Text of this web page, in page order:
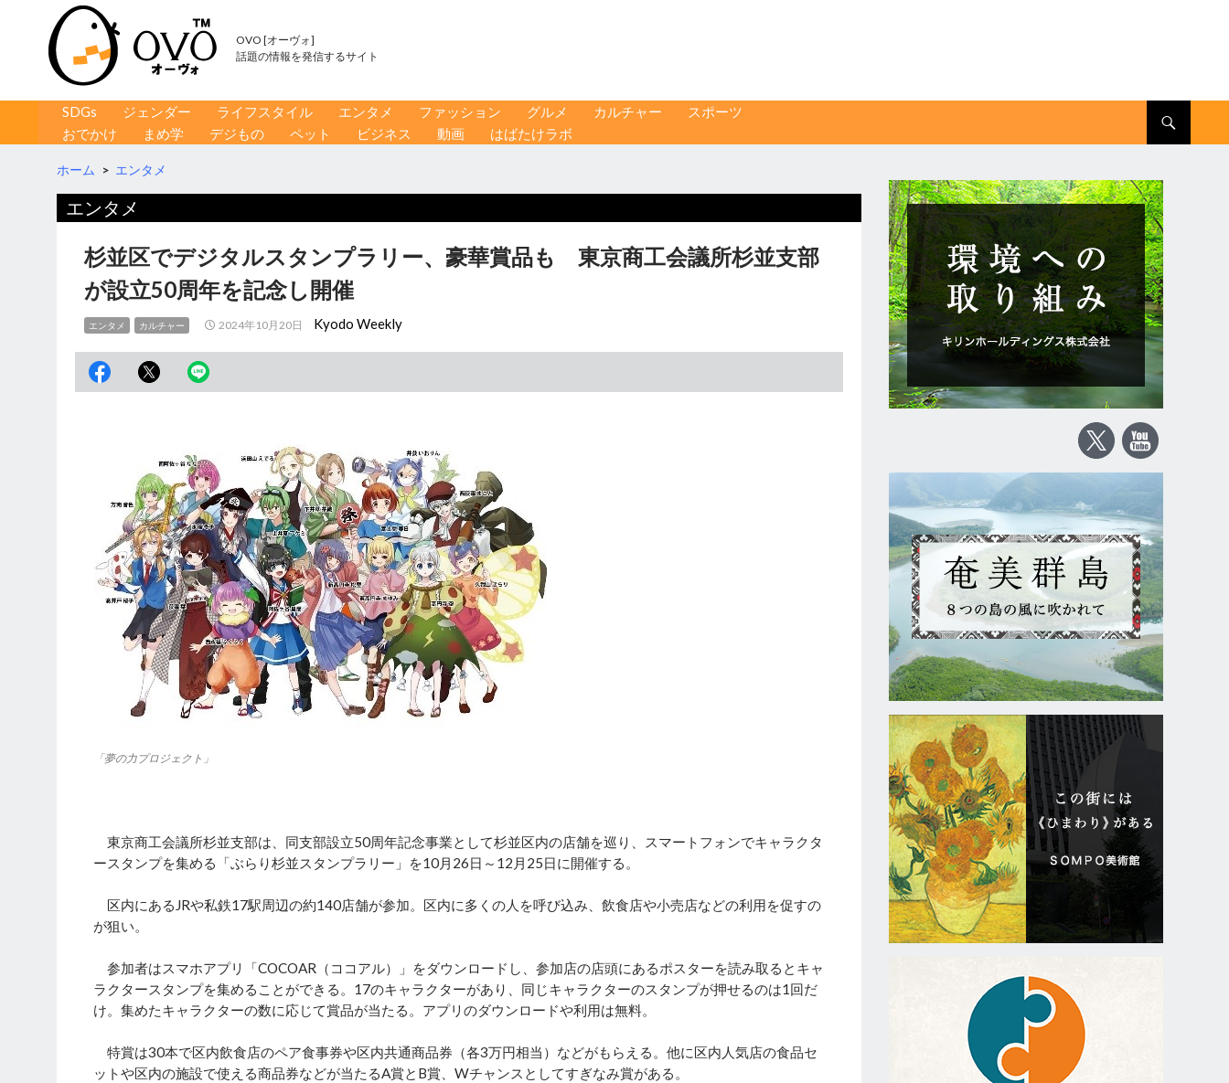
OVO [オーヴォ]
話題の情報を発信するサイト
コンテンツへ移動
SDGs ジェンダー ライフスタイル エンタメ ファッション グルメ カルチャー
スポーツ
おでかけ
まめ学 デジもの ペット ビジネス 動画 はばたけラボ
ホーム > エンタメ
エンタメ
杉並区でデジタルスタンプラリー、豪華賞品も 東京商工会議所杉並支部
が設立50周年を記念し開催
エンタメ カルチャー 2024年10月20日 Kyodo Weekly
「夢の力プロジェクト」
東京商工会議所杉並支部は、同支部設立50周年記念事業として杉並区内の店舗を巡り、スマートフォンでキャラクタ
ースタンプを集める「ぶらり杉並スタンプラリー」を10月26日～12月25日に開催する。
区内にあるJRや私鉄17駅周辺の約140店舗が参加。区内に多くの人を呼び込み、飲食店や小売店などの利用を促すの
が狙い。
参加者はスマホアプリ「COCOAR（ココアル）」をダウンロードし、参加店の店頭にあるポスターを読み取るとキャ
ラクタースタンプを集めることができる。17のキャラクターがあり、同じキャラクターのスタンプが押せるのは1回だ
け。集めたキャラクターの数に応じて賞品が当たる。アプリのダウンロードや利用は無料。
特賞は30本で区内飲食店のペア食事券や区内共通商品券（各3万円相当）などがもらえる。他に区内人気店の食品セ
ットや区内の施設で使える商品券などが当たるA賞とB賞、Wチャンスとしてすぎなみ賞がある。